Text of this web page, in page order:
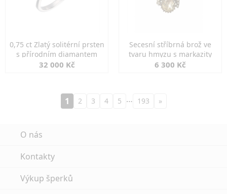
0,75 ct Zlatý solitérní prsten
s přírodním diamantem
32 000 Kč
Secesní stříbrná brož ve
tvaru hmyzu s markazity
6 300 Kč
1 2 3 4 5 … 193 »
O nás
Kontakty
Výkup šperků